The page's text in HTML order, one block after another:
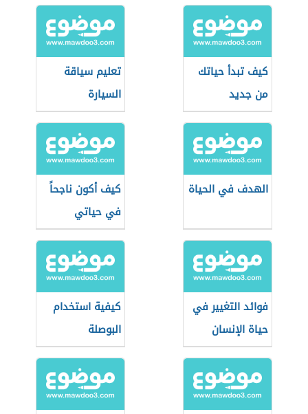
كيف تبدأ حياتك
من جديد
تعليم سياقة
السيارة
الهدف في الحياة
كيف أكون ناجحاً
في حياتي
فوائد التغيير في
حياة الإنسان
كيفية استخدام
البوصلة